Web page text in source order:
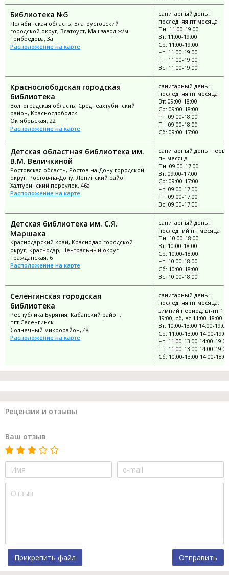
Библиотека №5
Челябинская область, Златоустовский
городской округ, Златоуст, Машзавод ж/м
Грибоедова, 3а
Расположение на карте
санитарный день:
последняя пт месяца
Пн: 11:00-19:00
Вт: 11:00-19:00
Ср: 11:00-19:00
Чт: 11:00-19:00
Пт: 11:00-19:00
Вс: 11:00-19:00
Краснослободская городская
библиотека
Волгоградская область, Среднеахтубинский
район, Краснослободск
Октябрьская, 22
Расположение на карте
санитарный день:
последняя пт месяца
Вт: 09:00-18:00
Ср: 09:00-18:00
Чт: 09:00-18:00
Пт: 09:00-18:00
Сб: 09:00-17:00
Детская областная библиотека им.
В.М. Величкиной
Ростовская область, Ростов-на-Дону городской
округ, Ростов-на-Дону, Ленинский район
Халтуринский переулок, 46а
Расположение на карте
санитарный день:
пн месяца
Пн: 09:00-17:00
Вт: 09:00-17:00
Ср: 09:00-17:00
Чт: 09:00-17:00
Пт: 09:00-17:00
Вс: 09:00-17:00
Детская библиотека им. С.Я.
Маршака
Краснодарский край, Краснодар городской
округ, Краснодар, Центральный округ
Гражданская, 6
Расположение на карте
санитарный день:
последний пн месяца
Пн: 10:00-18:00
Вт: 10:00-18:00
Ср: 10:00-18:00
Чт: 10:00-18:00
Сб: 10:00-18:00
Вс: 10:00-18:00
Селенгинская городская
библиотека
Республика Бурятия, Кабанский район,
пгт Селенгинск
Солнечный микрорайон, 48
Расположение на карте
санитарный день:
последняя пт месяца;
зимний период: вт-пт
19:00; сб, вс 11:00-18:00
Вт: 10:00-13:00 14:00-19:00
Ср: 11:00-13:00 14:00-19:00
Чт: 11:00-13:00 14:00-19:00
Пт: 11:00-13:00 14:00-19:00
Сб: 10:00-13:00 14:00-18:00
Рецензии и отзывы
Ваш отзыв
Прикрепить файл Отправить